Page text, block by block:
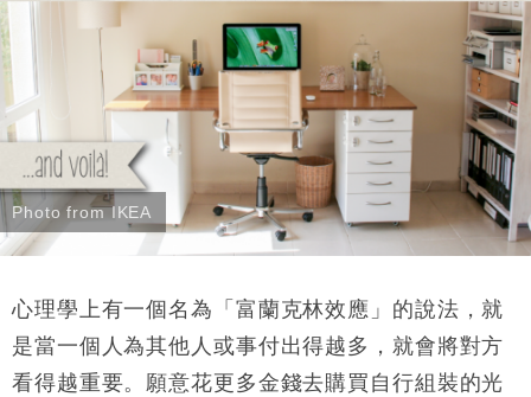
Photo from IKEA
心理學上有一個名為「富蘭克林效應」的說法，就
是當一個人為其他人或事付出得越多，就會將對方
看得越重要。願意花更多金錢去購買自行組裝的光